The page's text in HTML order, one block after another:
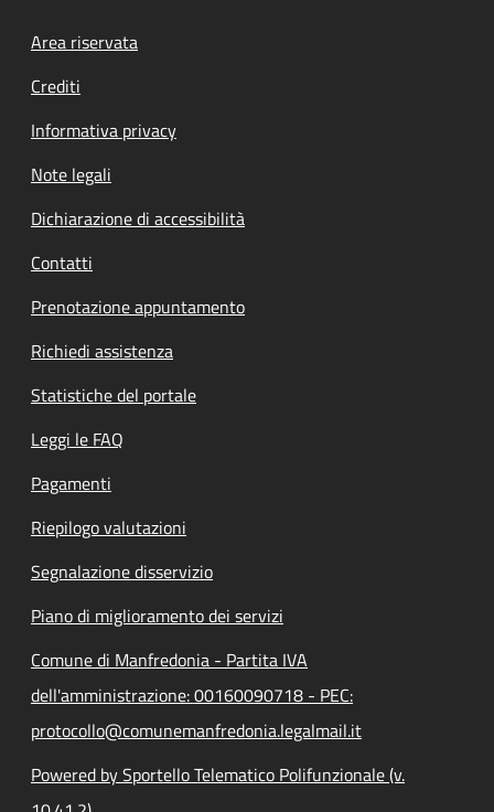
Footer menu
Area riservata
Crediti
Informativa privacy
Note legali
Dichiarazione di accessibilità
Contatti
Prenotazione appuntamento
Richiedi assistenza
Statistiche del portale
Leggi le FAQ
Pagamenti
Riepilogo valutazioni
Segnalazione disservizio
Piano di miglioramento dei servizi
Comune di Manfredonia - Partita IVA
dell'amministrazione: 00160090718 - PEC:
protocollo@comunemanfredonia.legalmail.it
Powered by Sportello Telematico Polifunzionale (v.